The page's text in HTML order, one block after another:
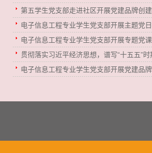
第五学生党支部走进社区开展党建品牌创
电子信息工程专业学生党支部开展主题党
电子信息工程专业学生党支部开展专题党课
贯彻落实习近平经济思想，谱写“十五五”时
电子信息工程专业学生党支部开展党建品